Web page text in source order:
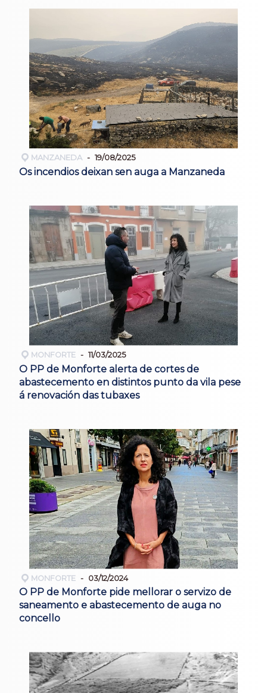
MANZANEDA 19/08/2025
Os incendios deixan sen auga a Manzaneda
MONFORTE 11/03/2025
O PP de Monforte alerta de cortes de
abastecemento en distintos punto da vila pese
á renovación das tubaxes
MONFORTE 03/12/2024
O PP de Monforte pide mellorar o servizo de
saneamento e abastecemento de auga no
concello